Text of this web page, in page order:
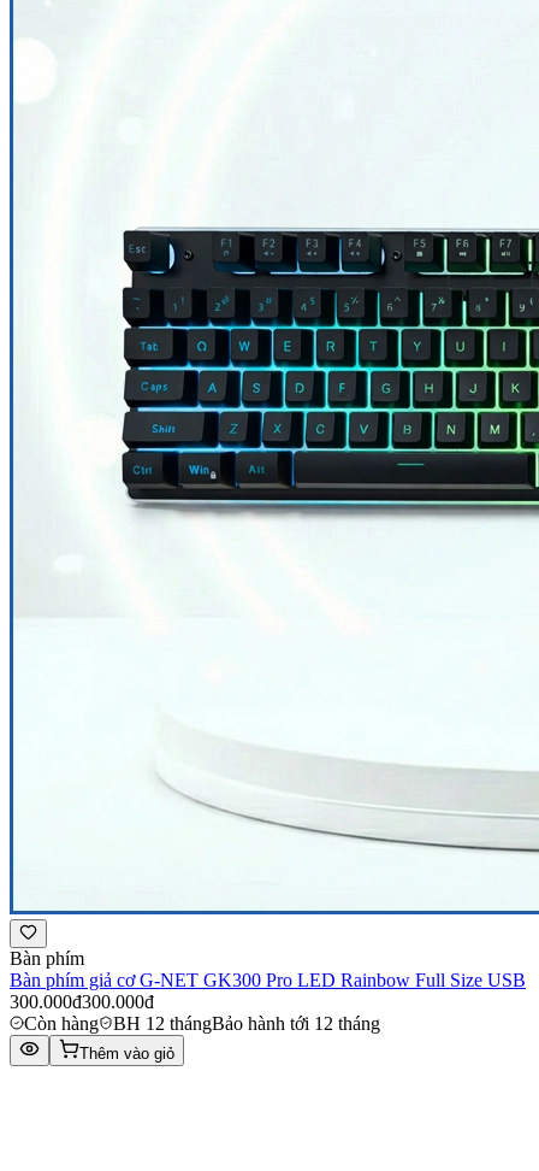
Bàn phím
Bàn phím giả cơ G-NET GK300 Pro LED Rainbow Full Size USB
300.000đ300.000đ
Còn hàng
BH 12 thángBảo hành tới 12 tháng
Thêm vào giỏ